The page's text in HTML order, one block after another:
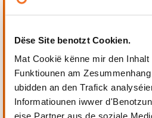
Dëse Site benotzt Cookien.
Mat Cookië kënne mir den
Funktiounen am
ubidden an den Trafick
Informatiounen iwwer
eise Partner aus de soziale
Mechanik,